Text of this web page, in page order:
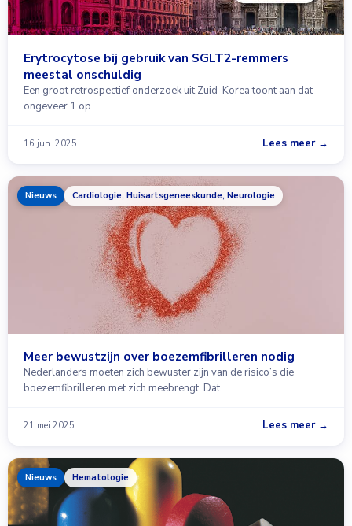
Erytrocytose bij gebruik van SGLT2-remmers
meestal onschuldig
Een groot retrospectief onderzoek uit Zuid-Korea toont aan dat
ongeveer 1 op …
16 jun. 2025 Lees meer →
Nieuws Cardiologie, Huisartsgeneeskunde, Neurologie
Meer bewustzijn over boezemfibrilleren nodig
Nederlanders moeten zich bewuster zijn van de risico’s die
boezemfibrilleren met zich meebrengt. Dat …
21 mei 2025 Lees meer →
Nieuws Hematologie